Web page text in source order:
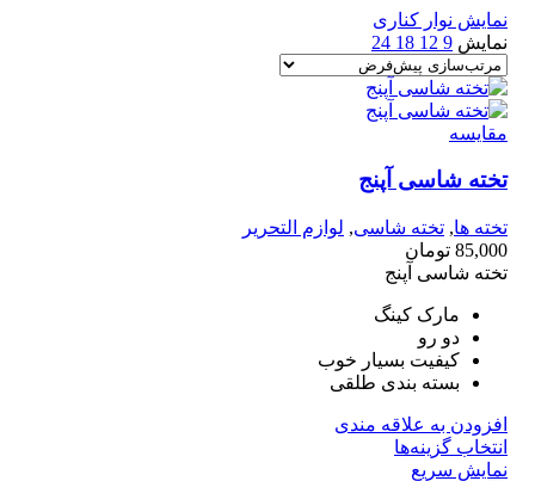
نمایش نوار کناری
نمایش 9
12
18
24
مقايسه
تخته شاسی آپنج
تخته ها, تخته شاسی, لوازم التحریر
85,000 تومان
تخته شاسی آپنج
مارک کینگ
دو رو
کیفیت بسیار خوب
بسته بندی طلقی
افزودن به علاقه مندی
انتخاب گزینه‌ها
نمایش سریع